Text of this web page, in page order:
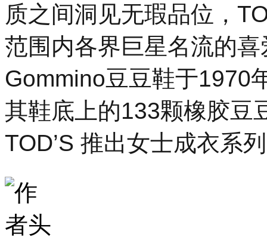
质之间洞见无瑕品位，
范围内各界巨星名流的
Gommino豆豆鞋于1970
其鞋底上的133颗橡胶豆
TOD’S 推出女士成衣系